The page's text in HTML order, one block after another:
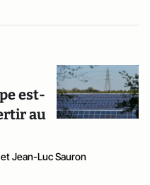
est-
au
Jean-Luc Sauron